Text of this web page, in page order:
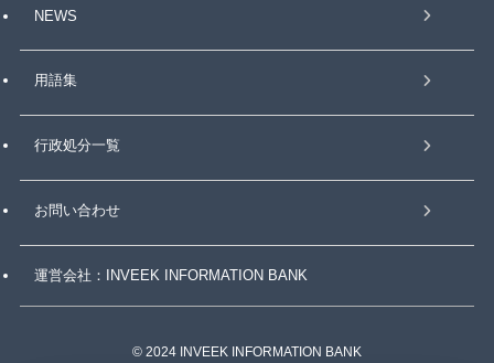
NEWS
用語集
行政処分一覧
お問い合わせ
運営会社：INVEEK INFORMATION BANK
© 2024 INVEEK INFORMATION BANK